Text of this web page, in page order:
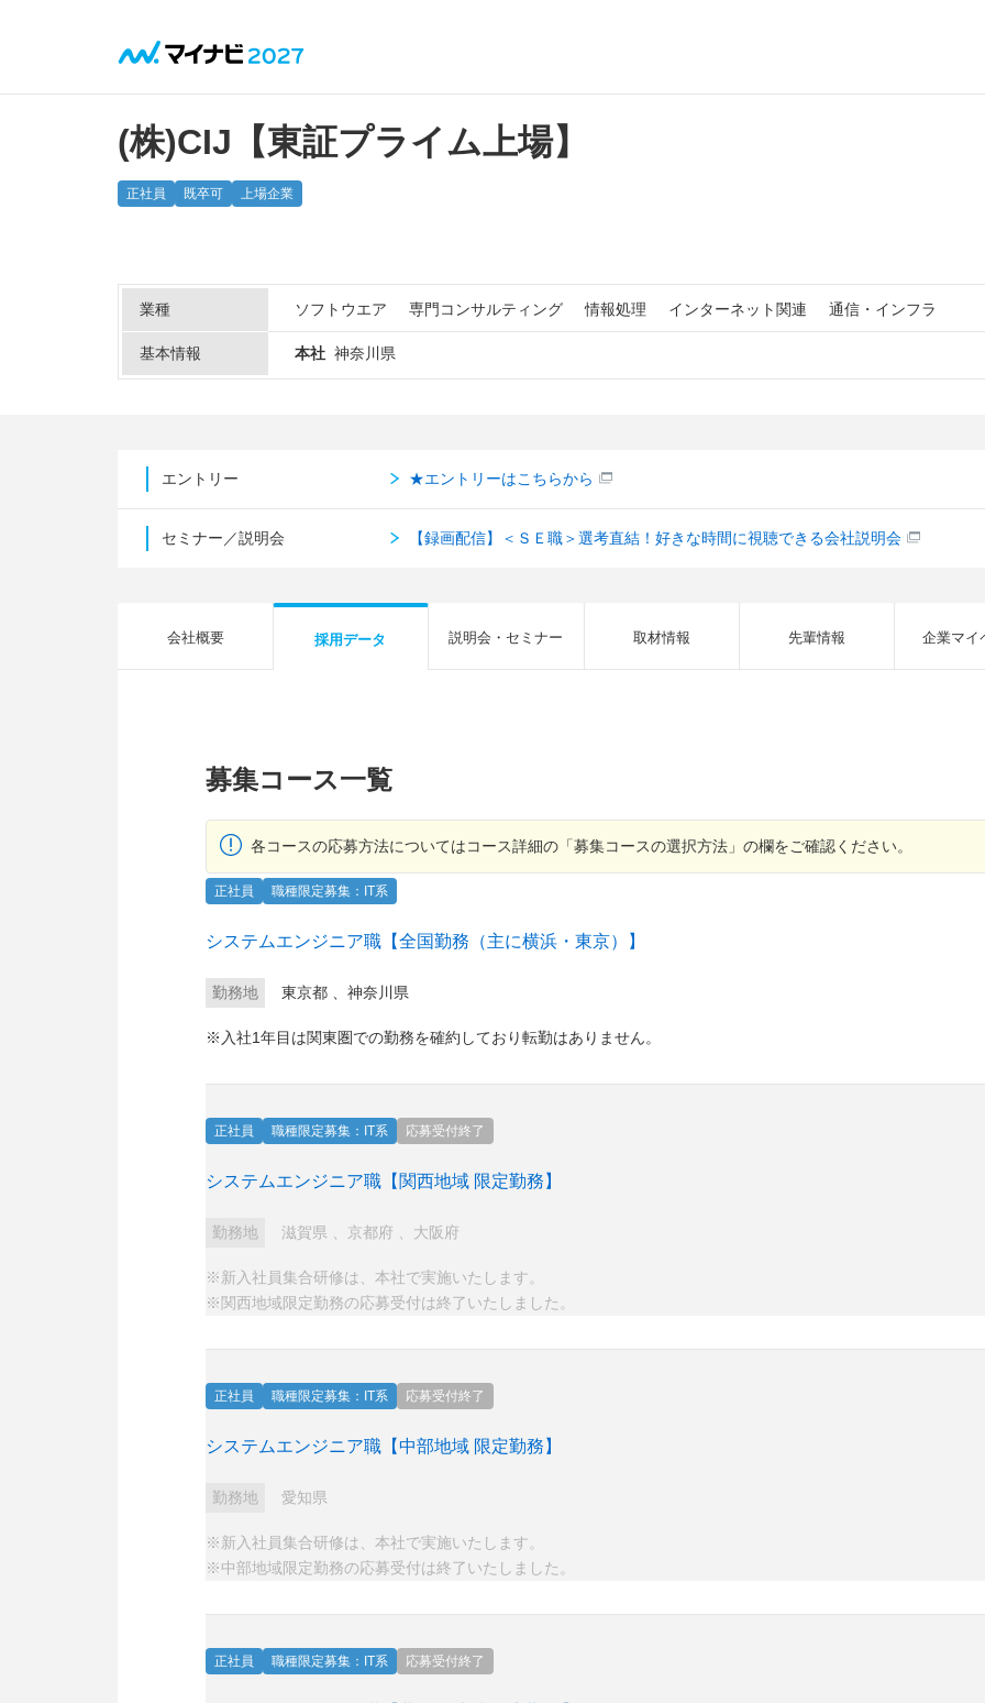
(株)CIJ【東証プライム上場】
正社員 既卒可 上場企業
業種 ソフトウエア 専門コンサルティング 情報処理 インターネット関連 通信・インフラ
基本情報 本社 神奈川県
エントリー ★エントリーはこちらから
セミナー／説明会 【録画配信】＜ＳＥ職＞選考直結！好きな時間に視聴できる会社説明会
会社概要 採用データ 説明会・セミナー 取材情報 先輩情報 企業マイ
募集コース一覧
各コースの応募方法についてはコース詳細の「募集コースの選択方法」の欄をご確認ください。
正社員 職種限定募集：IT系
システムエンジニア職【全国勤務（主に横浜・東京）】
勤務地 東京都 神奈川県
※入社1年目は関東圏での勤務を確約しており転勤はありません。
正社員 職種限定募集：IT系 応募受付終了
システムエンジニア職【関西地域 限定勤務】
勤務地 滋賀県 京都府 大阪府
※新入社員集合研修は、本社で実施いたします。
※関西地域限定勤務の応募受付は終了いたしました。
正社員 職種限定募集：IT系 応募受付終了
システムエンジニア職【中部地域 限定勤務】
勤務地 愛知県
※新入社員集合研修は、本社で実施いたします。
※中部地域限定勤務の応募受付は終了いたしました。
正社員 職種限定募集：IT系 応募受付終了